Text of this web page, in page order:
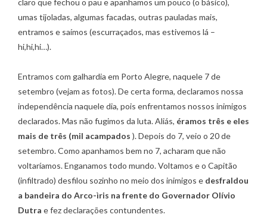
umas tijoladas, algumas facadas, outras pauladas mais,
entramos e saímos (escurraçados, mas estivemos lá –
hi,hi,hi…).
Entramos com galhardia em Porto Alegre, naquele 7 de
setembro (vejam as fotos). De certa forma, declaramos nossa
independência naquele dia, pois enfrentamos nossos inimigos
declarados. Mas não fugimos da luta. Aliás, éramos três e eles
mais de três (mil acampados ). Depois do 7, veio o 20 de
setembro. Como apanhamos bem no 7, acharam que não
voltaríamos. Enganamos todo mundo. Voltamos e o Capitão
(infiltrado) desfilou sozinho no meio dos inimigos e desfraldou
a bandeira do Arco-ìris na frente do Governador Olívio
Dutra e fez declarações contundentes.